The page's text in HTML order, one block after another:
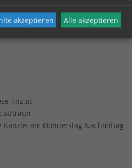
linz.at
traun
am Donnerstag Nachmittag
akzeptieren Alle akzeptieren